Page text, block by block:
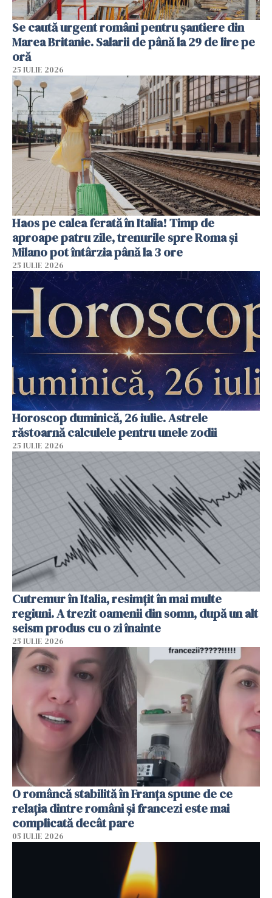
Se caută urgent români pentru șantiere din
Marea Britanie. Salarii de până la 29 de lire pe
oră
25 IULIE 2026
Haos pe calea ferată în Italia! Timp de
aproape patru zile, trenurile spre Roma și
Milano pot întârzia până la 3 ore
25 IULIE 2026
Horoscop duminică, 26 iulie. Astrele
răstoarnă calculele pentru unele zodii
25 IULIE 2026
Cutremur în Italia, resimțit în mai multe
regiuni. A trezit oamenii din somn, după un alt
seism produs cu o zi înainte
25 IULIE 2026
O româncă stabilită în Franța spune de ce
relația dintre români și francezi este mai
complicată decât pare
05 IULIE 2026